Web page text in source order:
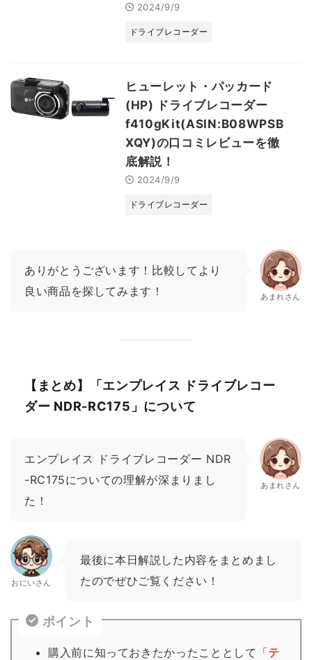
2024/9/9
ドライブレコーダー
ヒューレット・パッカード
(HP) ドライブレコーダー
f410gKit(ASIN:B08WPSB
XQY)の口コミレビューを徹
底解説！
2024/9/9
ドライブレコーダー
ありがとうございます！比較してより
良い商品を探してみます！
あまれさん
【まとめ】「エンプレイス ドライブレコー
ダー NDR-RC175」について
エンプレイス ドライブレコーダー NDR
-RC175についての理解が深まりまし
た！
あまれさん
おにいさん
最後に本日解説した内容をまとめまし
たのでぜひご覧ください！
ポイント
購入前に知っておきたかったこととして「テ